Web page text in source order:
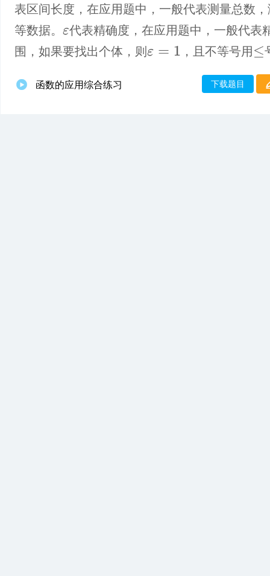
表区间长度，在应用题中，一般代表测量总数
等数据。
ε 代表精确度，在应用题中，一般代表
围，如果要找出个体，则 ε= 1 ，且不等号用 ≤
函数的应用综合练习 下载题目